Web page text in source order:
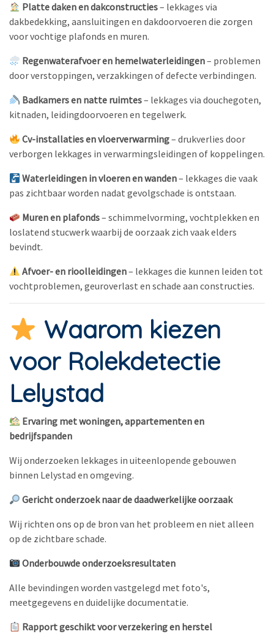
Platte daken en dakconstructies– lekkages via
dakbedekking, aansluitingen en dakdoorvoeren die zorgen
voor vochtige plafonds en muren.
Regenwaterafvoer en hemelwaterleidingen– problemen
door verstoppingen, verzakkingen of defecte verbindingen.
Badkamers en natte ruimtes– lekkages via douchegoten,
kitnaden, leidingdoorvoeren en tegelwerk.
Cv-installaties en vloerverwarming– drukverlies door
verborgen lekkages in verwarmingsleidingen of koppelingen.
Waterleidingen in vloeren en wanden– lekkages die vaak
pas zichtbaar worden nadat gevolgschade is ontstaan.
Muren en plafonds– schimmelvorming, vochtplekken en
loslatend stucwerk waarbij de oorzaak zich vaak elders
bevindt.
Afvoer- en rioolleidingen– lekkages die kunnen leiden tot
vochtproblemen, geuroverlast en schade aan constructies.
Waarom kiezen
voor Rolekdetectie
Lelystad
Ervaring met woningen, appartementen en
bedrijfspanden
Wij onderzoeken lekkages in uiteenlopende gebouwen
binnen Lelystad en omgeving.
Gericht onderzoek naar de daadwerkelijke oorzaak
Wij richten ons op de bron van het probleem en niet alleen
op de zichtbare schade.
Onderbouwde onderzoeksresultaten
Alle bevindingen worden vastgelegd met foto's,
meetgegevens en duidelijke documentatie.
Rapport geschikt voor verzekering en herstel